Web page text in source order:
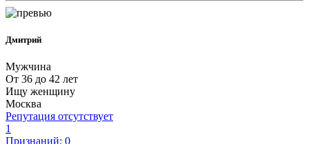
Дмитрий
Мужчина
От 36 до 42 лет
Ищу женщину
Москва
Репутация отсутствует
1
Признаний: 0